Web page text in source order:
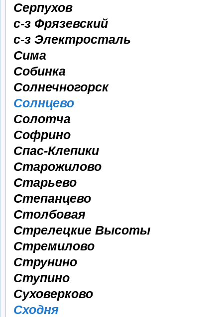
Серпухов
с-з Фрязевский
с-з Электросталь
Сима
Собинка
Солнечногорск
Солнцево
Солотча
Софрино
Спас-Клепики
Старожилово
Старьево
Степанцево
Столбовая
Стрелецкие Высоты
Стремилово
Струнино
Ступино
Суховерково
Сходня